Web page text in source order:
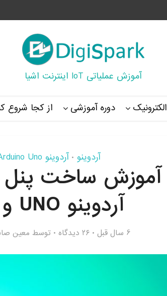
آموزش عملیاتی IoT اینترنت اشیا
الکترونیک دوره آموزشی از کجا شروع
آردوینو • آردوینو Arduino Uno
آموزش ساخت پنل
آردوینو UNO و ماژول SIM808
6 سال قبل ۲۶ دیدگاه توسط معین